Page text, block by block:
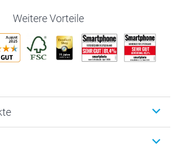
Weitere Vorteile